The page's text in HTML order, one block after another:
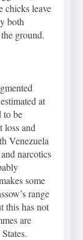
chicks leave
both
ground.
at
to be
loss and
Venezuela
narcotics
some
range
this has not
are